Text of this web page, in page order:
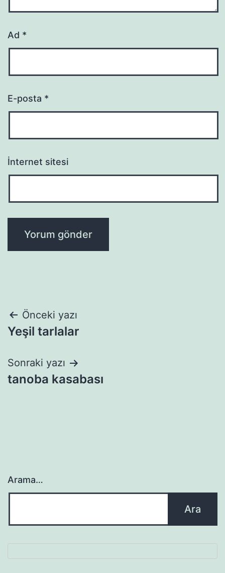
Ad *
E-posta *
İnternet sitesi
Yazı
gezinmesi
Önceki yazı
Yeşil tarlalar
Sonraki yazı
tanoba kasabası
Arama…